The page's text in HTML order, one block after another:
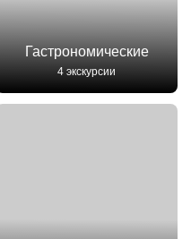
Гастрономические
4 экскурсии